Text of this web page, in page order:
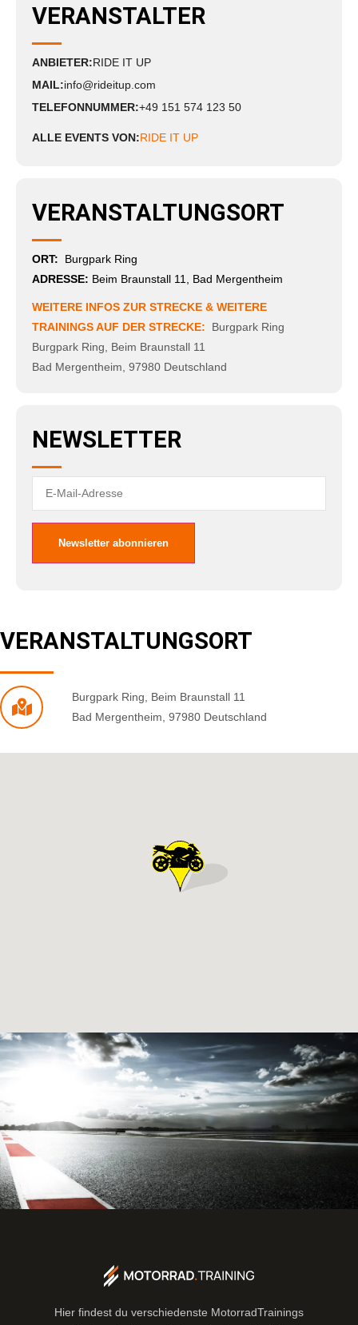
VERANSTALTER
ANBIETER:RIDE IT UP
MAIL:info@rideitup.com
TELEFONNUMMER:+49 151 574 123 50
ALLE EVENTS VON:RIDE IT UP
VERANSTALTUNGSORT
ORT: Burgpark Ring
ADRESSE: Beim Braunstall 11, Bad Mergentheim
WEITERE INFOS ZUR STRECKE & WEITERE
TRAININGS AUF DER STRECKE: Burgpark Ring
Burgpark Ring
Beim Braunstall 11
Bad Mergentheim 97980 Deutschland
NEWSLETTER
VERANSTALTUNGSORT
Burgpark Ring
Beim Braunstall 11
Bad Mergentheim 97980 Deutschland
Hier findest du verschiedenste MotorradTrainings